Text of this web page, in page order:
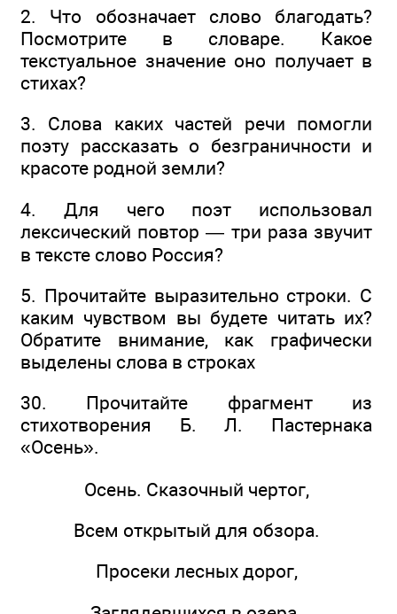
2. Что обозначает слово благодать?
Посмотрите в словаре. Какое
текстуальное значение оно получает в
стихах?
3. Слова каких частей речи помогли
поэту рассказать о безграничности и
красоте родной земли?
4. Для чего поэт использовал
лексический повтор — три раза звучит
в тексте слово Россия?
5. Прочитайте выразительно строки. С
каким чувством вы будете читать их?
Обратите внимание, как графически
выделены слова в строках
30. Прочитайте фрагмент из
стихотворения Б. Л. Пастернака
«Осень».
Осень. Сказочный чертог,
Всем открытый для обзора.
Просеки лесных дорог,